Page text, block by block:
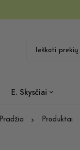
E. Skysčiai
Pradžia Produktai